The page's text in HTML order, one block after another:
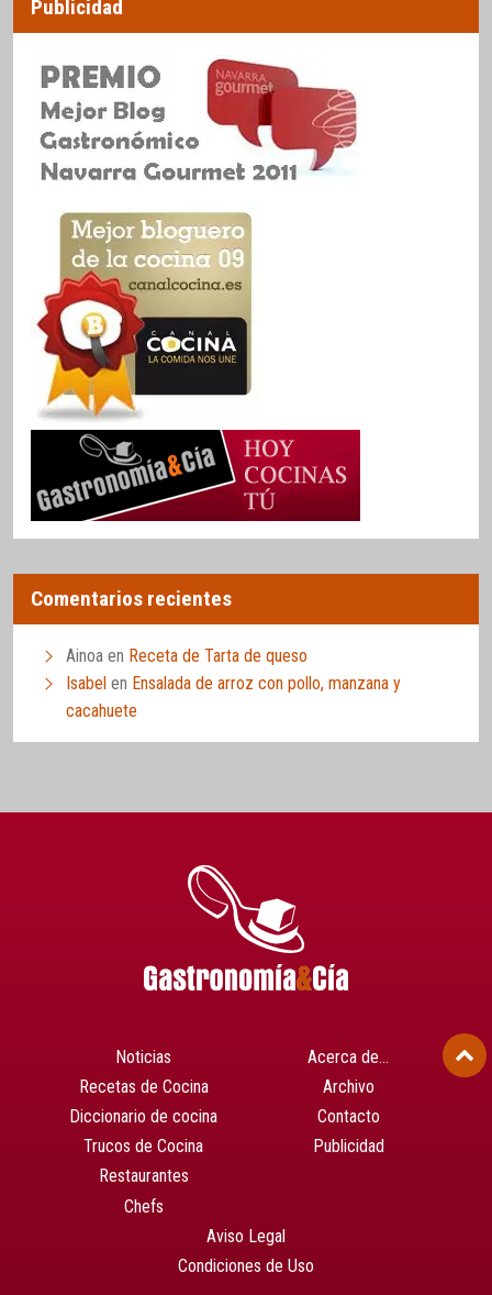
Publicidad
Comentarios recientes
Ainoa en Receta de Tarta de queso
Isabel en Ensalada de arroz con pollo, manzana y
cacahuete
Noticias
Recetas de Cocina
Diccionario de cocina
Trucos de Cocina
Restaurantes
Chefs
Acerca de…
Archivo
Contacto
Publicidad
Aviso Legal
Condiciones de Uso